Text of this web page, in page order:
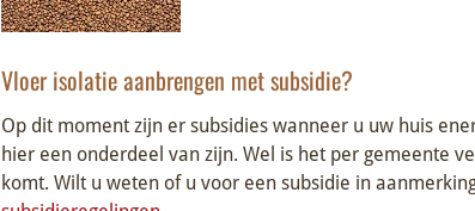
Vloer isolatie aanbrengen met subsidie?
Op dit moment zijn er subsidies wanneer u uw huis
hier een onderdeel van zijn. Wel is het per gemeente
komt. Wilt u weten of u voor een subsidie in